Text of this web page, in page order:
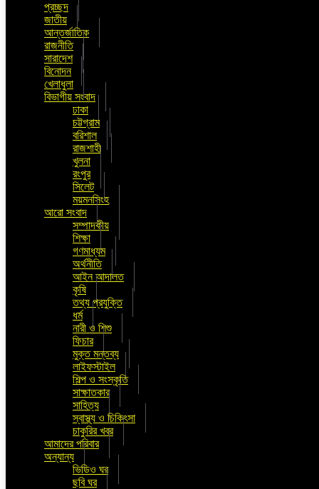
প্রচ্ছদ
জাতীয়
আন্তর্জাতিক
রাজনীতি
সারাদেশ
বিনোদন
খেলাধুলা
বিভাগীয় সংবাদ
ঢাকা
চট্টগ্রাম
বরিশাল
রাজশাহী
খুলনা
রংপুর
সিলেট
ময়মনসিংহ
আরো সংবাদ
সম্পাদকীয়
শিক্ষা
গণমাধ্যম
অর্থনীতি
আইন আদালত
কৃষি
তথ্য প্রযুক্তি
ধর্ম
নারী ও শিশু
ফিচার
মুক্ত মন্তব্য
লাইফস্টাইল
শিল্প ও সংস্কৃতি
সাক্ষাতকার
সাহিত্য
স্বাস্থ্য ও চিকিৎসা
চাকুরির খবর
আমাদের পরিবার
অন্যান্য
ভিডিও ঘর
ছবি ঘর